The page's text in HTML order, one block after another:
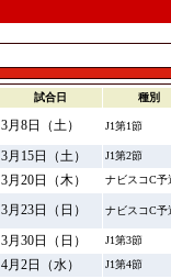
試合日 種別
3月8日（土） J1第1節
3月15日（土） J1第2節
3月20日（木） ナビスコC予
3月23日（日） ナビスコC予
3月30日（日） J1第3節
4月2日（水） J1第4節